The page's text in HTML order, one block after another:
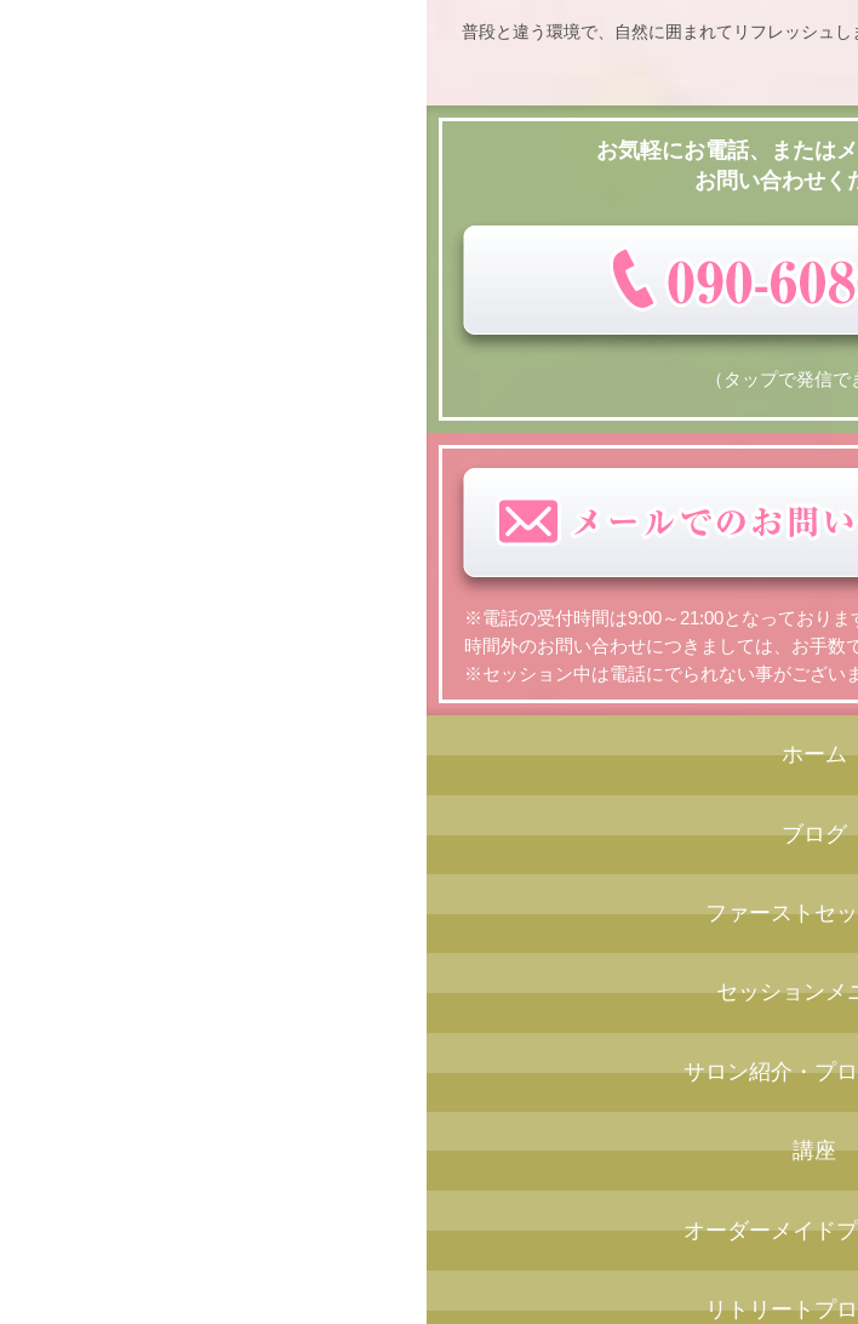
普段と違う環境で、自然に囲まれてリフレッシュし
お気軽にお電話、または
お問い合わせく
（タップで発信で
※電話の受付時間は9:00～21:00となっておりま
時間外のお問い合わせにつきましては、お手数
※セッション中は電話にでられない事がござい
ホーム
ブログ
ファーストセ
セッションメ
サロン紹介・プ
講座
オーダーメイド
リトリートプ